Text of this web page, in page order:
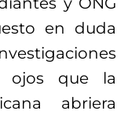
en duda
ojos que la
abriera